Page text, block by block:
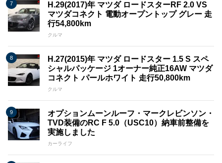
H.29(2017)年 マツダ ロードスターRF 2.0 VS
マツダコネクト 電動オープントップ グレー 走
行54,800km
クルマ
H.27(2015)年 マツダ ロードスター 1.5 S スペ
シャルパッケージ 1オーナー純正16AW マツダ
コネクト パールホワイト 走行50,800km
クルマ
オプションムーンルーフ・マークレビンソン・
TVD装備のRC F 5.0（USC10）納車前整備を
実施しました
カーライフ